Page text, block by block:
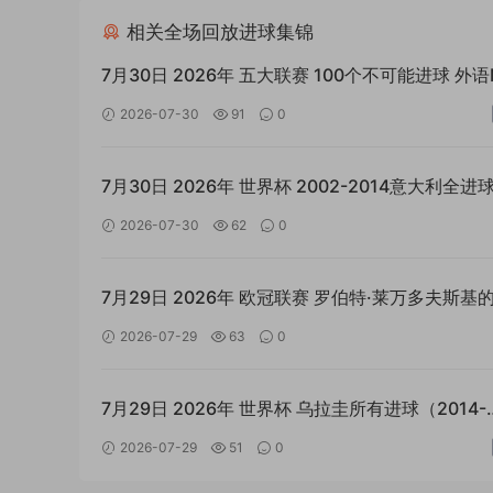
相关全场回放进球集锦
7月30日 2026年 五大联赛 100个不可能进球 外
足球素材
2026-07-30 91 0
7月30日 2026年 世界杯 2002-2014意大利全进
语MP4足球素材
2026-07-30 62 0
7月29日 2026年 欧冠联赛 罗伯特·莱万多夫斯基
一个欧冠进球 外语MP4足球素材
2026-07-29 63 0
7月29日 2026年 世界杯 乌拉圭所有进球（2014-
2022） 外语MP4足球素材
2026-07-29 51 0